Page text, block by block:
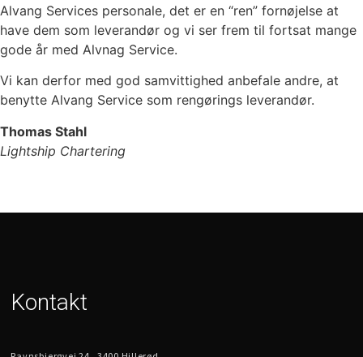
Alvang Services personale, det er en “ren” fornøjelse at
have dem som leverandør og vi ser frem til fortsat mange
gode år med Alvnag Service.
Vi kan derfor med god samvittighed anbefale andre, at
benytte Alvang Service som rengørings leverandør.
Thomas Stahl
Lightship Chartering
Kontakt